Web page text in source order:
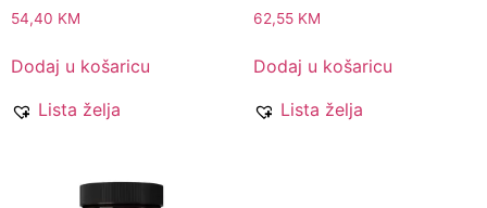
54,40 KM
Dodaj u košaricu
Lista želja
62,55 KM
Dodaj u košaricu
Lista želja